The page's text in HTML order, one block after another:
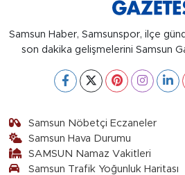
Samsun Haber, Samsunspor, ilçe
son dakika gelişmelerini Samsun
Samsun Nöbetçi Eczaneler
Samsun Hava Durumu
SAMSUN Namaz Vakitleri
Samsun Trafik Yoğunluk Haritası